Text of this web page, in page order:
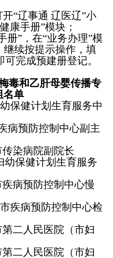
“辽事通 辽医辽”小
康手册”模块；
”，在“业务办理”模
继续按提示操作，填
完成预建册登记。
毒和乙肝母婴传播专
名单
健计划生育服务中
预防控制中心副主
院副院长
计划生育服务
病预防控制中心慢
防控制中心检
医院（市妇
民医院（市妇